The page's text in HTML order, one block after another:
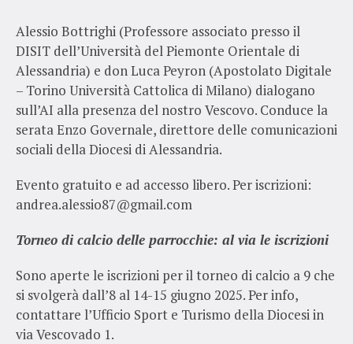
Alessio Bottrighi (Professore associato presso il
DISIT dell’Università del Piemonte Orientale di
Alessandria) e don Luca Peyron (Apostolato Digitale
– Torino Università Cattolica di Milano) dialogano
sull’AI alla presenza del nostro Vescovo. Conduce la
serata Enzo Governale, direttore delle comunicazioni
sociali della Diocesi di Alessandria.
Evento gratuito e ad accesso libero. Per iscrizioni:
andrea.alessio87@gmail.com
Torneo di calcio delle parrocchie: al via le iscrizioni
Sono aperte le iscrizioni per il torneo di calcio a 9 che
si svolgerà dall’8 al 14-15 giugno 2025. Per info,
contattare l’Ufficio Sport e Turismo della Diocesi in
via Vescovado 1.